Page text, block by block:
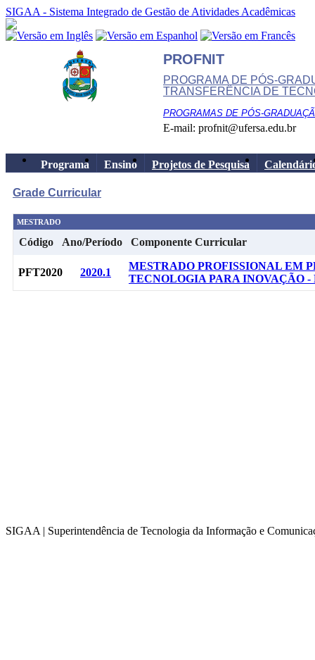
SIGAA - Sistema Integrado de Gestão de Atividades Acadêmicas
PROFNIT
PROGRAMA DE PÓS-
TRANSFERÊNCIA DE
PROGRAMAS DE PÓS-
E-mail: profnit@ufersa.edu.br
Programa Ensino Projetos de Pesquisa
Grade Curricular
MESTRADO
Código Ano/Período Componente Curricular
PFT2020 2020.1
MESTRADO PROFISSIONAL EM
TECNOLOGIA PARA INOVAÇÃO -
SIGAA | Superintendência de Tecnologia da Informação e